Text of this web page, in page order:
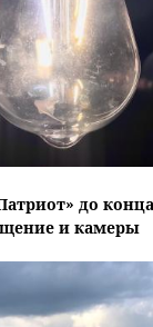
до
и камеры